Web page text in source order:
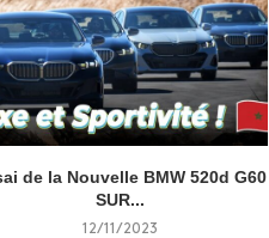
de la Nouvelle BMW 520d G60
SUR...
12/11/2023